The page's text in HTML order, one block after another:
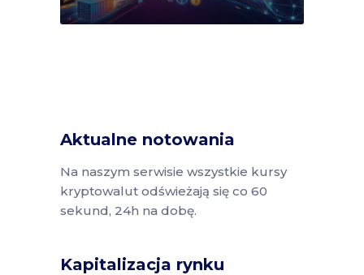
Aktualne notowania
Na naszym serwisie wszystkie kursy
kryptowalut odświeżają się co 60
sekund, 24h na dobę.
Kapitalizacja rynku